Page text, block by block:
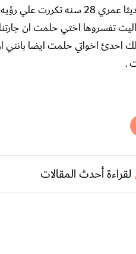
السلام عليكم ورحمه الله وبركاته
تفسروها اختي حلمت ان
اخواتي حلمت ايضا بانني
.
لقراءة أحدث المقالات